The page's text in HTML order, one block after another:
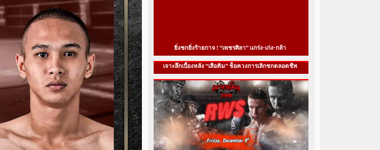
ยิ่งชกยิ่งร้ายกาจ ! “เพชรศิลา” แกร่ง-เก่ง-กล้า
เจาะลึกเบื้องหลัง “เสือคิม” ช็อควงการเลิกชกตลอดชีพ